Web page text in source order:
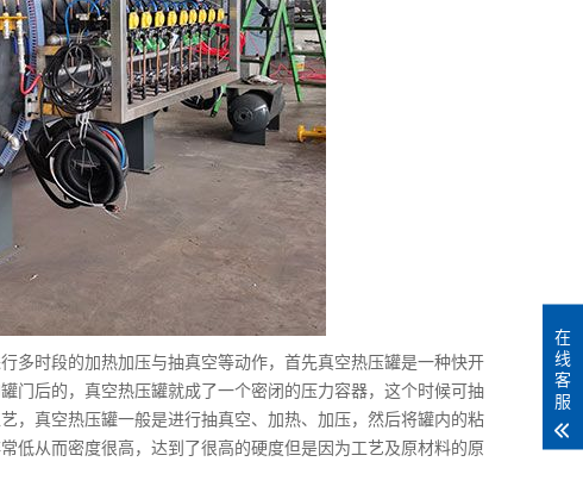
时段的加热加压与抽真空等动作，首先真空热压罐是一种快开
门后的，真空热压罐就成了一个密闭的压力容器，这个时候可抽
，真空热压罐一般是进行抽真空、加热、加压，然后将罐内的粘
低从而密度很高，达到了很高的硬度但是因为工艺及原材料的原
在
线
客
服